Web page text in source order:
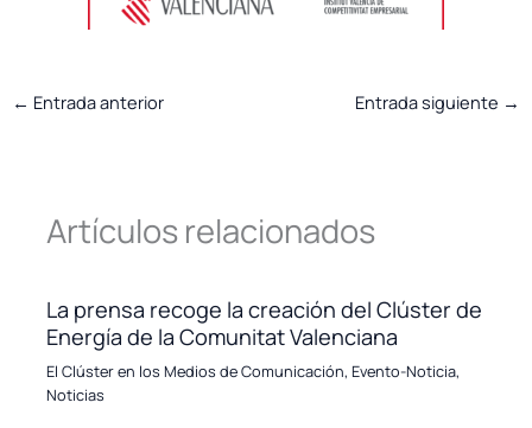
← Entrada anterior Entrada siguiente →
Artículos relacionados
La prensa recoge la creación del Clúster de
Energía de la Comunitat Valenciana
El Clúster en los Medios de Comunicación,Evento-Noticia,
Noticias